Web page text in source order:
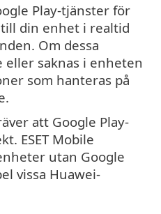
Play-tjänster för
din enhet i realtid
Om dessa
saknas i enheten
som hanteras på
att Google Play-
ESET Mobile
utan Google
vissa Huawei-